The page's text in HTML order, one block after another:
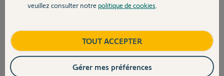
Contact
je suis joueur
vous pouvez en dire plus ?
il y a plus de 11 ans
veuillez consulter notre politique de cookies
TOUT ACCEPTER
Gérer mes préférences